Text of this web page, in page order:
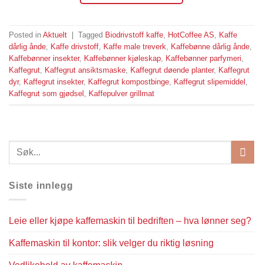
Posted in Aktuelt Tagged Biodrivstoff kaffe HotCoffee AS
Kaffe
dårlig ånde
Kaffe drivstoff Kaffe male treverk Kaffebønne dårlig ånde
Kaffebønner insekter, Kaffebønner kjøleskap Kaffebønner parfymeri
Kaffegrut
Kaffegrut ansiktsmaske Kaffegrut døende planter, Kaffegrut
dyr, Kaffegrut insekter, Kaffegrut kompostbinge Kaffegrut slipemiddel
Kaffegrut som gjødsel
Kaffepulver grillmat
Siste innlegg
Leie eller kjøpe kaffemaskin til bedriften – hva lønner seg?
Kaffemaskin til kontor: slik velger du riktig løsning